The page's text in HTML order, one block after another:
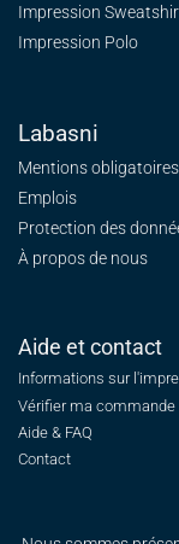
Impression
Impression Polo
Labasni
Mentions obligatoires
Emplois
Protection des
À propos de nous
Aide et contact
Informations sur
Vérifier ma commande
Aide & FAQ
Contact